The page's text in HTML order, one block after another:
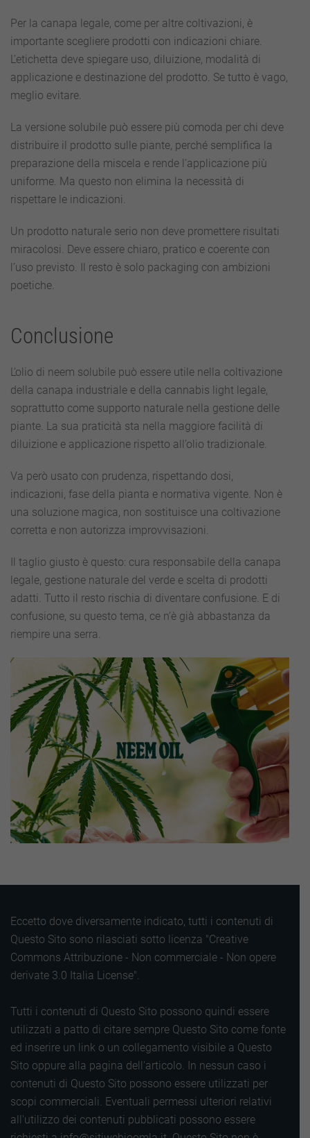
Per la canapa legale, come per altre coltivazioni, è
importante scegliere prodotti con indicazioni chiare.
L’etichetta deve spiegare uso, diluizione, modalità di
applicazione e destinazione del prodotto. Se tutto è vago,
meglio evitare.
La versione solubile può essere più comoda per chi deve
distribuire il prodotto sulle piante, perché semplifica la
preparazione della miscela e rende l’applicazione più
uniforme. Ma questo non elimina la necessità di
rispettare le indicazioni.
Un prodotto naturale serio non deve promettere risultati
miracolosi. Deve essere chiaro, pratico e coerente con
l’uso previsto. Il resto è solo packaging con ambizioni
poetiche.
Conclusione
L’olio di neem solubile può essere utile nella coltivazione
della canapa industriale e della cannabis light legale,
soprattutto come supporto naturale nella gestione delle
piante. La sua praticità sta nella maggiore facilità di
diluizione e applicazione rispetto all’olio tradizionale.
Va però usato con prudenza, rispettando dosi,
indicazioni, fase della pianta e normativa vigente. Non è
una soluzione magica, non sostituisce una coltivazione
corretta e non autorizza improvvisazioni.
Il taglio giusto è questo: cura responsabile della canapa
legale, gestione naturale del verde e scelta di prodotti
adatti. Tutto il resto rischia di diventare confusione. E di
confusione, su questo tema, ce n’è già abbastanza da
riempire una serra.
Eccetto dove diversamente indicato, tutti i contenuti di
Questo Sito sono rilasciati sotto licenza "Creative
Commons Attribuzione - Non commerciale - Non opere
derivate 3.0 Italia License".
Tutti i contenuti di Questo Sito possono quindi essere
utilizzati a patto di citare sempre Questo Sito come fonte
ed inserire un link o un collegamento visibile a Questo
Sito oppure alla pagina dell'articolo. In nessun caso i
contenuti di Questo Sito possono essere utilizzati per
scopi commerciali. Eventuali permessi ulteriori relativi
all'utilizzo dei contenuti pubblicati possono essere